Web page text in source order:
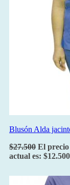
Blusón Alda
$27.500 El
actual es: